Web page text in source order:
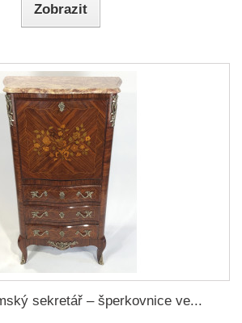
Zobrazit
sekretář – šperkovnice ve...